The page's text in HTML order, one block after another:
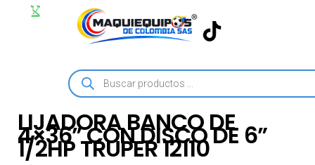
LIJADORA BANCO DE
4×36” CON DISCO DE 6”
1/2HP TRUPER 12110